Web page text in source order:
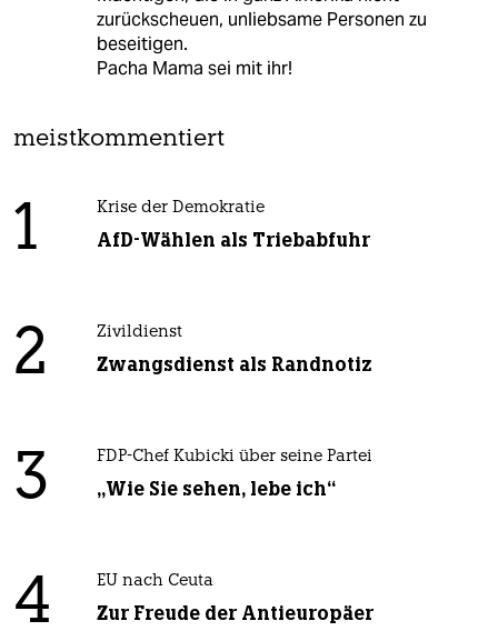
zurückscheuen, unliebsame Personen zu
beseitigen.
Pacha Mama sei mit ihr!
meistkommentiert
1 Krise der Demokratie
AfD-Wählen als Triebabfuhr
2 Zivildienst
Zwangsdienst als Randnotiz
3 FDP-Chef Kubicki über seine Partei
„Wie Sie sehen, lebe ich“
4 EU nach Ceuta
Zur Freude der Antieuropäer